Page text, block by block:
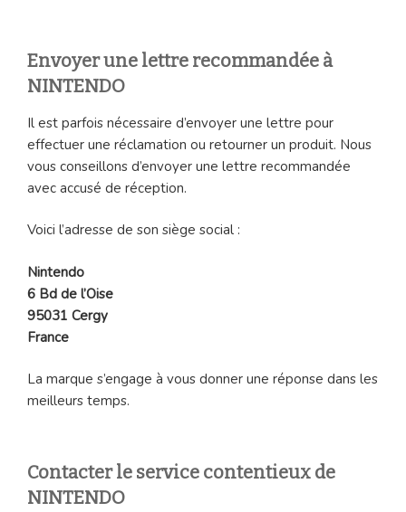
Envoyer une lettre recommandée à
NINTENDO
Il est parfois nécessaire d’envoyer une lettre pour
effectuer une réclamation ou retourner un produit. Nous
vous conseillons d’envoyer une lettre recommandée
avec accusé de réception.
Voici l’adresse de son siège social :
Nintendo
6 Bd de l’Oise
95031 Cergy
France
La marque s’engage à vous donner une réponse dans les
meilleurs temps.
Contacter le service contentieux de
NINTENDO